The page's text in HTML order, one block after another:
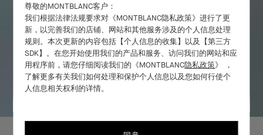
尊敬的MONTBLANC客户：
我们根据法律法规要求对《MONTBLANC隐私政策》进行了更
新，以完善我们的店铺、网站和其他服务涉及的个人信息处理
规则。本次更新的内容包括【个人信息的收集】以及【第三方
SDK】。在您开始使用我们的产品和服务、访问我们的网站和应
用程序前，请您仔细阅读我们的《MONTBLANC隐私政策》 ，
了解更多有关我们如何处理和保护个人信息以及您如何行使个
人信息相关权利的详情。